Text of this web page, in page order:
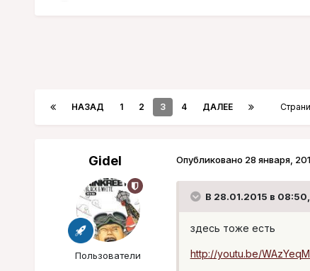
НАЗАД 1 2 3 4 ДАЛЕЕ
Gidel
Пользователи
Опубликовано 28 января,
В 28.01.2015 в 08:50,
здесь тоже есть
http://youtu.be/